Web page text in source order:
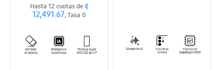
Hasta 12 cuotas de¢
12,491.67, Tasa 0